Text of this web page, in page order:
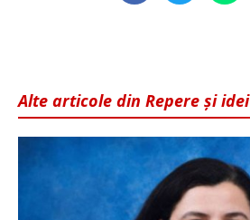
Alte articole din Repere și idei